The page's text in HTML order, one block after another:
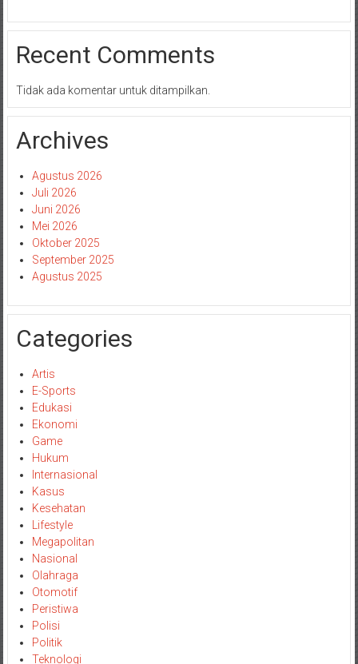
Recent Comments
Tidak ada komentar untuk ditampilkan.
Archives
Agustus 2026
Juli 2026
Juni 2026
Mei 2026
Oktober 2025
September 2025
Agustus 2025
Categories
Artis
E-Sports
Edukasi
Ekonomi
Game
Hukum
Internasional
Kasus
Kesehatan
Lifestyle
Megapolitan
Nasional
Olahraga
Otomotif
Peristiwa
Polisi
Politik
Teknologi